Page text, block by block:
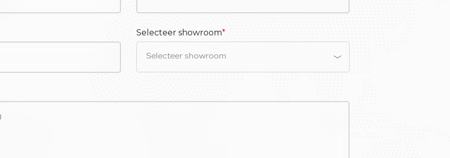
Selecteer showroom*